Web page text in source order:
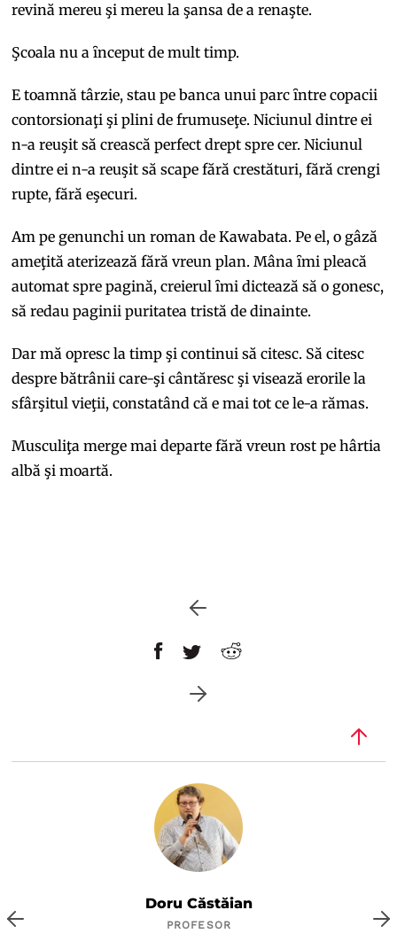
revină mereu şi mereu la şansa de a renaşte.
Şcoala nu a ȋnceput de mult timp.
E toamnă târzie, stau pe banca unui parc ȋntre copacii
contorsionaţi şi plini de frumuseţe. Niciunul dintre ei
n-a reuşit să crească perfect drept spre cer. Niciunul
dintre ei n-a reuşit să scape fără crestături, fără crengi
rupte, fără eşecuri.
Am pe genunchi un roman de Kawabata. Pe el, o gâză
ameţită aterizează fără vreun plan. Mâna ȋmi pleacă
automat spre pagină, creierul ȋmi dictează să o gonesc,
să redau paginii puritatea tristă de dinainte.
Dar mă opresc la timp şi continui să citesc. Să citesc
despre bătrânii care-şi cântăresc şi visează erorile la
sfârşitul vieţii, constatând că e mai tot ce le-a rămas.
Musculiţa merge mai departe fără vreun rost pe hârtia
albă şi moartă.
Doru Căstăian
PROFESOR